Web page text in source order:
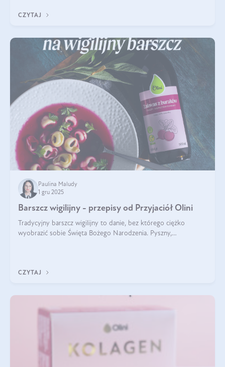
CZYTAJ
Paulina Maludy
1 gru 2025
Barszcz wigilijny - przepisy od Przyjaciół Olini
Tradycyjny barszcz wigilijny to danie, bez którego ciężko
wyobrazić sobie Święta Bożego Narodzenia. Pyszny,
CZYTAJ